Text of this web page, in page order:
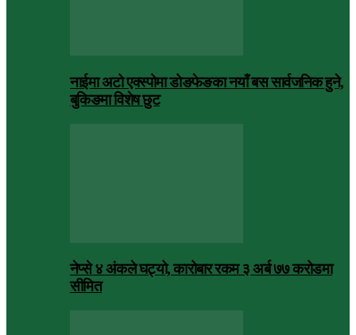
नाईमा अटो एक्स्पोमा डोङफेङका नयाँ बस सार्वजनिक हुने,
बुकिङमा विशेष छुट
नेप्से ४ अंकले घट्यो, कारोबार रकम ३ अर्ब ७७ करोडमा
सीमित